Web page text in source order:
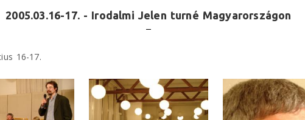
2005.03.16-17. - Irodalmi Jelen turné Magyarországon
16-17.